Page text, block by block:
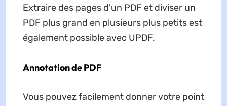
Extraire des pages d'un PDF et diviser un
PDF plus grand en plusieurs plus petits est
également possible avec UPDF.
Annotation de PDF
Vous pouvez facilement donner votre point